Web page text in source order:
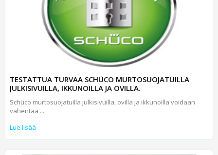
TESTATTUA TURVAA SCHÜCO MURTOSUOJATUILLA
JULKISIVUILLA, IKKUNOILLA JA OVILLA.
Schüco murtosuojatuilla julkisivuilla, ovilla ja ikkunoilla voidaan
vähentää ...
Lue lisää